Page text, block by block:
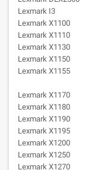
Lexmark I3
Lexmark X1100
Lexmark X1110
Lexmark X1130
Lexmark X1150
Lexmark X1155
Lexmark X1170
Lexmark X1180
Lexmark X1190
Lexmark X1195
Lexmark X1200
Lexmark X1250
Lexmark X1270